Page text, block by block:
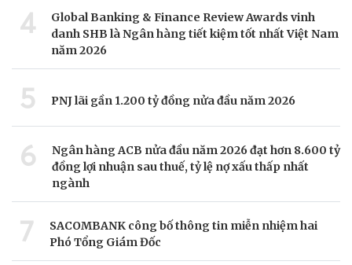
4
Global Banking & Finance Review Awards vinh
danh SHB là Ngân hàng tiết kiệm tốt nhất Việt Nam
năm 2026
5 PNJ lãi gần 1.200 tỷ đồng nửa đầu năm 2026
6
Ngân hàng ACB nửa đầu năm 2026 đạt hơn 8.600 tỷ
đồng lợi nhuận sau thuế, tỷ lệ nợ xấu thấp nhất
ngành
7
SACOMBANK công bố thông tin miễn nhiệm hai
Phó Tổng Giám Đốc